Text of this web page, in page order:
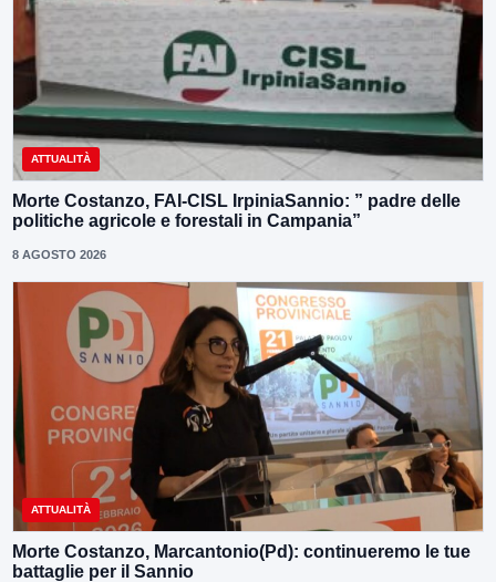
ATTUALITÀ
Morte Costanzo, FAI-CISL IrpiniaSannio: ” padre delle
politiche agricole e forestali in Campania”
8 AGOSTO 2026
ATTUALITÀ
Morte Costanzo, Marcantonio(Pd): continueremo le tue
battaglie per il Sannio